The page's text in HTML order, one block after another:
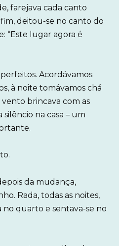
farejava cada canto
deitou-se no canto do
“Este lugar agora é
Acordávamos
à noite tomávamos chá
brincava com as
silêncio na casa – um
da mudança,
Rada, todas as noites,
no quarto e sentava-se no